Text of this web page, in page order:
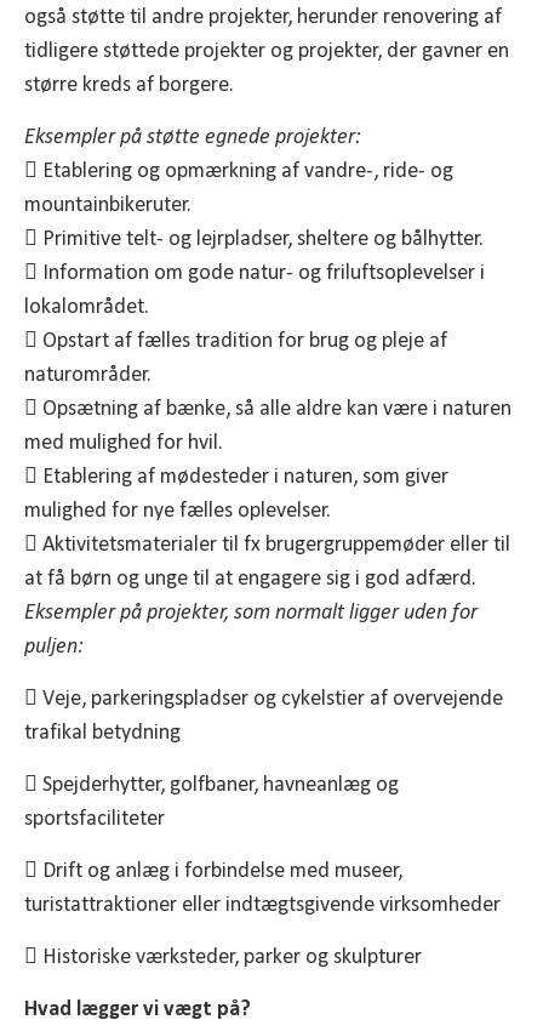
også støtte til andre projekter, herunder renovering af
tidligere støttede projekter og projekter, der gavner en
større kreds af borgere.
Eksempler på støtte egnede projekter:
 Etablering og opmærkning af vandre-, ride- og
mountainbikeruter.
 Primitive telt- og lejrpladser, sheltere og bålhytter.
 Information om gode natur- og friluftsoplevelser i
lokalområdet.
 Opstart af fælles tradition for brug og pleje af
naturområder.
 Opsætning af bænke, så alle aldre kan være i naturen
med mulighed for hvil.
 Etablering af mødesteder i naturen, som giver
mulighed for nye fælles oplevelser.
 Aktivitetsmaterialer til fx brugergruppemøder eller til
at få børn og unge til at engagere sig i god adfærd.
Eksempler på projekter, som normalt ligger uden for
puljen:
 Veje, parkeringspladser og cykelstier af overvejende
trafikal betydning
 Spejderhytter, golfbaner, havneanlæg og
sportsfaciliteter
 Drift og anlæg i forbindelse med museer,
turistattraktioner eller indtægtsgivende virksomheder
 Historiske værksteder, parker og skulpturer
Hvad lægger vi vægt på?